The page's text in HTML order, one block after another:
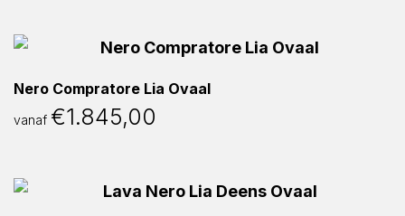
Nero Compratore Lia Ovaal
vanaf €1.845,00